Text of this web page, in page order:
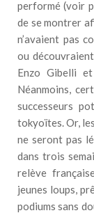
performé (voir
de se montrer
n’avaient pas
ou
Enzo Gibelli
Néanmoins,
successeurs
tokyoïtes. Or,
ne seront pas
dans trois
relève
jeunes loups,
podiums sans